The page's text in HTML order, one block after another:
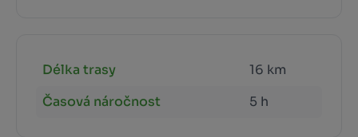
Délka trasy
16 km
Časová náročnost
5 h